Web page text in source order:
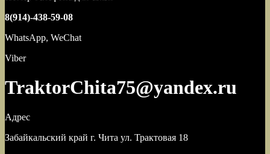
8(914)-438-59-08
WhatsApp, WeChat
Viber
TraktorChita75@yandex.ru
Адрес
Забайкальский край г. Чита ул. Трактовая 18